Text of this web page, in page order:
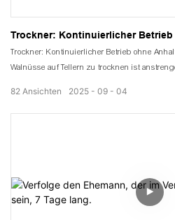
Trockner: Kontinuierlicher
Trockner: Kontinuierlicher Betrieb ohne
Walnüsse auf Tellern zu trocknen ist
2025 09 04
82 Ansichten